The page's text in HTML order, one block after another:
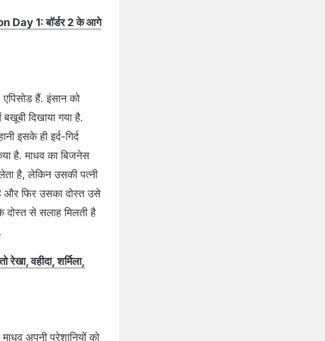
1: बॉर्डर 2 के आगे
हैं. इंसान को
दिखाया गया है.
इसके ही इर्द-गिर्द
है. माधव का बिजनेस
है, लेकिन उसकी पत्नी
और फिर उसका दोस्त उसे
से सलाह मिलती है
रेखा, वहीदा, शर्मिला,
अपनी परेशानियों को